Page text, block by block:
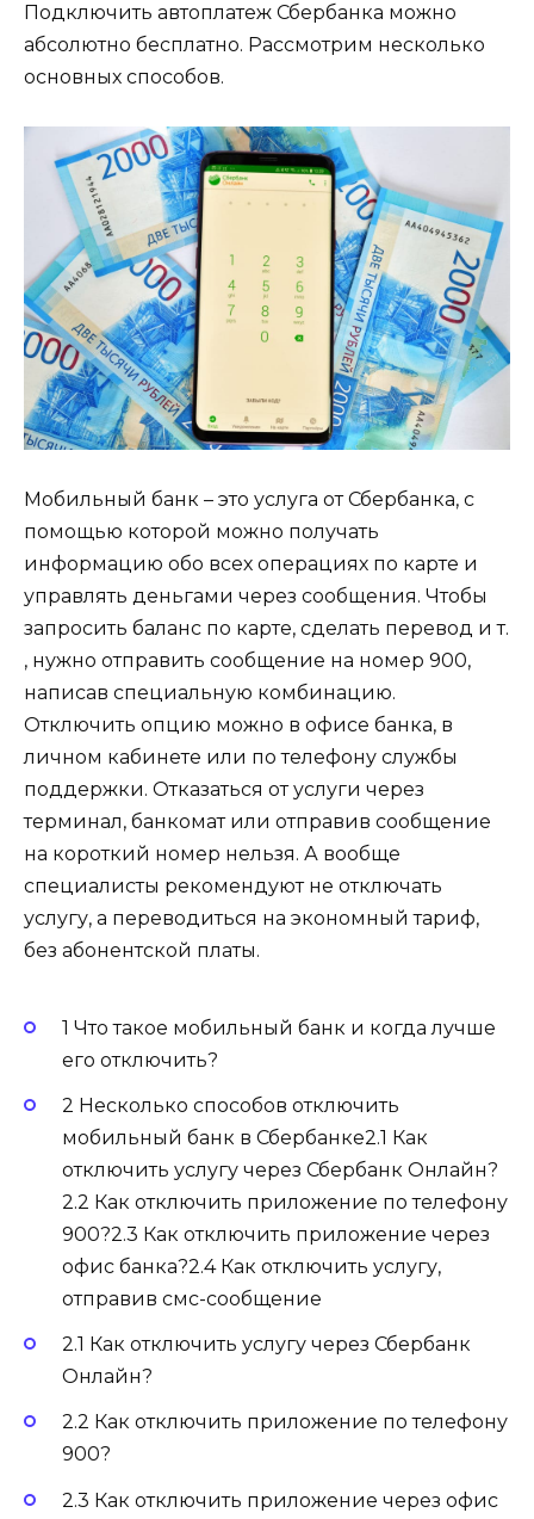
Подключить автоплатеж Сбербанка можно
абсолютно бесплатно. Рассмотрим несколько
основных способов.
Мобильный банк – это услуга от Сбербанка, с
помощью которой можно получать
информацию обо всех операциях по карте и
управлять деньгами через сообщения. Чтобы
запросить баланс по карте, сделать перевод и т.
, нужно отправить сообщение на номер 900,
написав специальную комбинацию.
Отключить опцию можно в офисе банка, в
личном кабинете или по телефону службы
поддержки. Отказаться от услуги через
терминал, банкомат или отправив сообщение
на короткий номер нельзя. А вообще
специалисты рекомендуют не отключать
услугу, а переводиться на экономный тариф,
без абонентской платы.
1 Что такое мобильный банк и когда лучше
его отключить?
2 Несколько способов отключить
мобильный банк в Сбербанке2.1 Как
отключить услугу через Сбербанк Онлайн?
2.2 Как отключить приложение по телефону
900?2.3 Как отключить приложение через
офис банка?2.4 Как отключить услугу,
отправив смс-сообщение
2.1 Как отключить услугу через Сбербанк
Онлайн?
2.2 Как отключить приложение по телефону
900?
2.3 Как отключить приложение через офис